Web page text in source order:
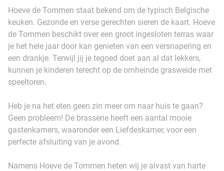
Hoeve de Tommen staat bekend om de typisch Belgische
keuken. Gezonde en verse gerechten sieren de kaart. Hoeve
de Tommen beschikt over een groot ingesloten terras waar
je het hele jaar door kan genieten van een versnapering en
een drankje. Terwijl jij je tegoed doet aan al dat lekkers,
kunnen je kinderen terecht op de omheinde grasweide met
speeltoren.
Heb je na het eten geen zin meer om naar huis te gaan?
Geen probleem! De brasserie heeft een aantal mooie
gastenkamers, waaronder een Liefdeskamer, voor een
perfecte afsluiting van je avond.
Namens Hoeve de Tommen heten wij je alvast van harte